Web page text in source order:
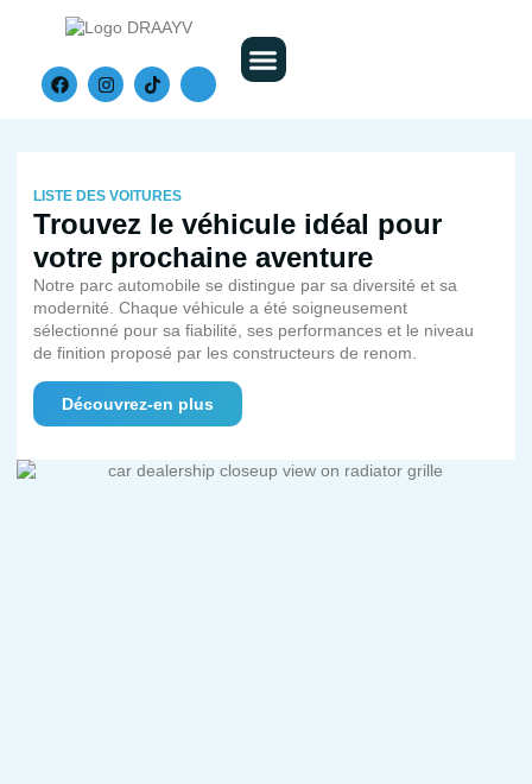
LISTE DES VOITURES
Trouvez le véhicule idéal pour
votre prochaine aventure
Notre parc automobile se distingue par sa diversité et sa
modernité. Chaque véhicule a été soigneusement
sélectionné pour sa fiabilité, ses performances et le niveau
de finition proposé par les constructeurs de renom.
Découvrez-en plus